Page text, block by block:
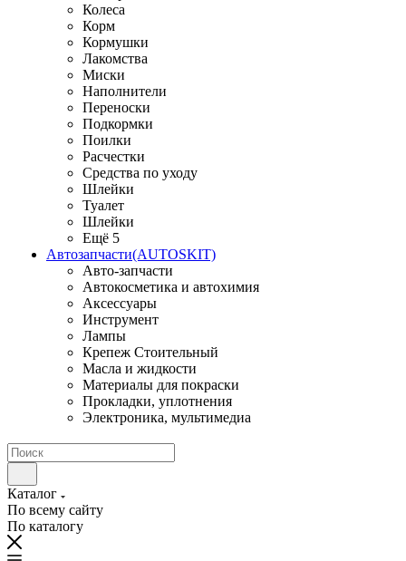
Колеса
Корм
Кормушки
Лакомства
Миски
Наполнители
Переноски
Подкормки
Поилки
Расчестки
Средства по уходу
Шлейки
Туалет
Шлейки
Ещё 5
Автозапчасти(AUTOSKIT)
Авто-запчасти
Автокосметика и автохимия
Аксессуары
Инструмент
Лампы
Крепеж Стоительный
Масла и жидкости
Материалы для покраски
Прокладки, уплотнения
Электроника, мультимедиа
Каталог
По всему сайту
По каталогу